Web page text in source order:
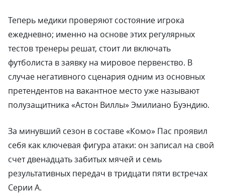
Теперь медики проверяют состояние игрока
ежедневно; именно на основе этих регулярных
тестов тренеры решат, стоит ли включать
футболиста в заявку на мировое первенство. В
случае негативного сценария одним из основных
претендентов на вакантное место уже называют
полузащитника «Астон Виллы» Эмилиано Буэндию.
За минувший сезон в составе «Комо» Пас проявил
себя как ключевая фигура атаки: он записал на свой
счет двенадцать забитых мячей и семь
результативных передач в тридцати пяти встречах
Серии А.